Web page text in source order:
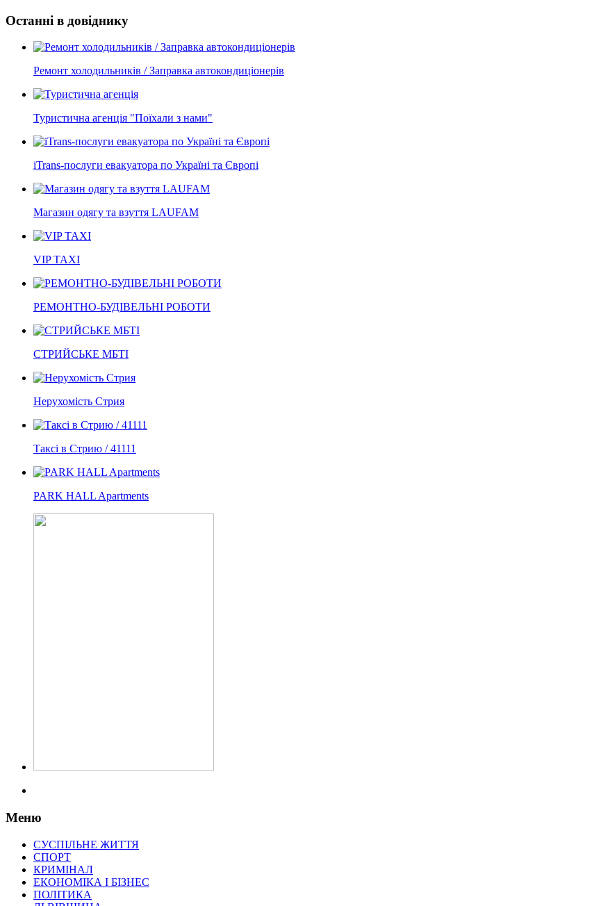
Останні в довіднику
Ремонт холодильників / Заправка автокондиціонерів
Туристична агенція "Поїхали з нами"
iTrans-послуги евакуатора по Україні та Європі
Магазин одягу та взуття LAUFAM
VIP TAXI
РЕМОНТНО-БУДІВЕЛЬНІ РОБОТИ
СТРИЙСЬКЕ МБТІ
Нерухомість Стрия
Таксі в Стрию / 41111
PARK HALL Apartments
Меню
СУСПІЛЬНЕ ЖИТТЯ
СПОРТ
КРИМІНАЛ
ЕКОНОМІКА І БІЗНЕС
ПОЛІТИКА